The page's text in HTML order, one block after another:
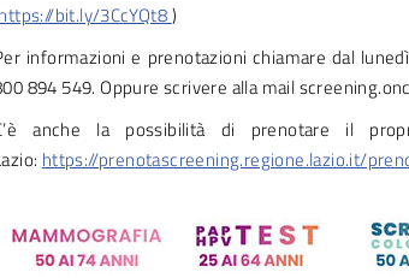
bit.ly/3CcYQt8)
informazioni e prenotazioni chiamare dal
894 549. Oppure scrivere alla mail
anche la possibilità di prenotare il
https://prenotascreening.regione.lazio.it/